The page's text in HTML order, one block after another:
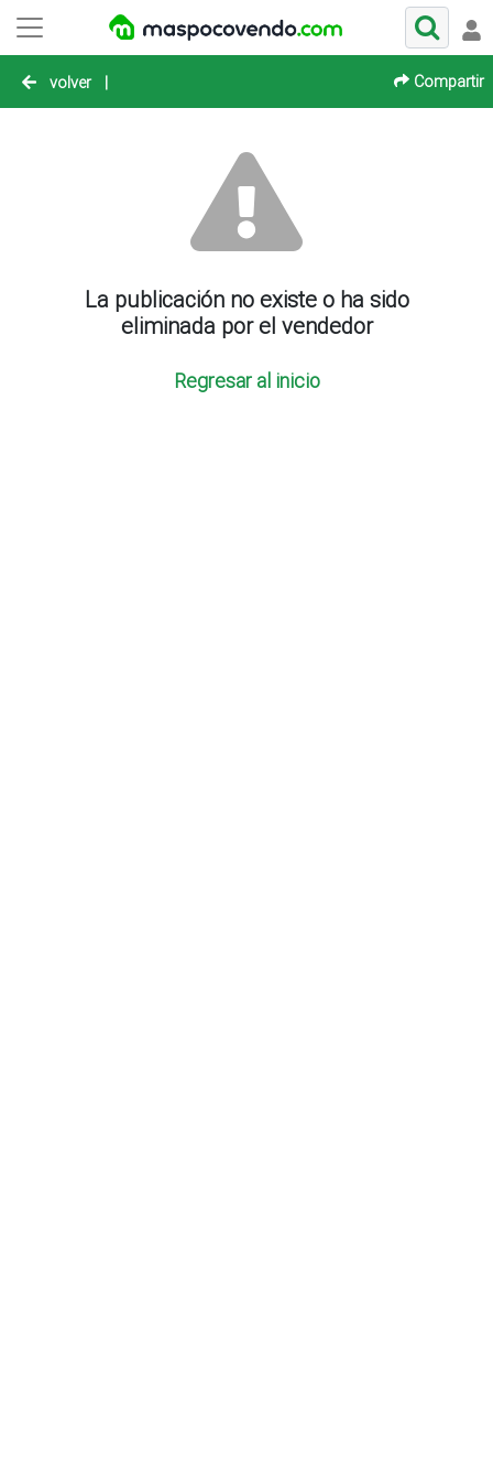
volver | Compartir
La publicación no existe o ha sido
eliminada por el vendedor
Regresar al inicio